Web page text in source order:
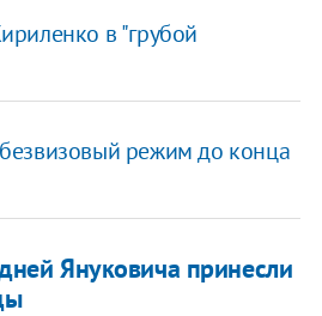
в "грубой
режим до конца
Януковича принесли